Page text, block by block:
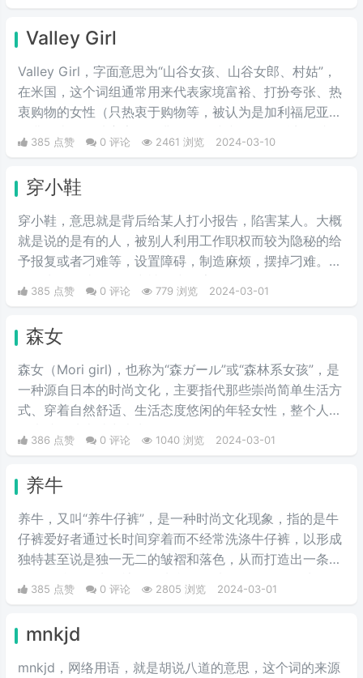
Valley Girl
Valley Girl，字面意思为“山谷女孩、山谷女郎、村姑”，
在米国，这个词组通常用来代表家境富裕、打扮夸张、热
衷购物的女性（只热衷于购物等，被认为是加利福尼亚州
圣费尔南多谷地富家女的典型）。或者说得难听点，就是
形容波大无脑又拜金虚荣的金发妹，一般被如此称呼的女
娘。
385 点赞 0 评论 2461 浏览 2024-03-10
穿小鞋
穿小鞋，意思就是背后给某人打小报告，陷害某人。大概
就是说的是有的人，被别人利用工作职权而较为隐秘的给
予报复或者刁难等，设置障碍，制造麻烦，摆掉刁难。一
般最常见的比如工作中被打小报告等。
385 点赞 0 评论 779 浏览 2024-03-01
森女
森女（Mori girl)，也称为“森ガール”或“森林系女孩”，是
一种源自日本的时尚文化，主要指代那些崇尚简单生活方
式、穿着自然舒适、生活态度悠闲的年轻女性，整个人看
386 点赞 0 评论 1040 浏览 2024-03-01
养牛
养牛，又叫“养牛仔裤”，是一种时尚文化现象，指的是牛
仔裤爱好者通过长时间穿着而不经常洗涤牛仔裤，以形成
独特甚至说是独一无二的皱褶和落色，从而打造出一条具
有个人特色的牛仔裤。首先我们要选择一条原色的牛仔
裤，是没有经过洗水处理的，也就是我们所说的“多穿少
385 点赞 0 评论 2805 浏览 2024-03-01
mnkjd
mnkjd，网络用语，就是胡说八道的意思，这个词的来源